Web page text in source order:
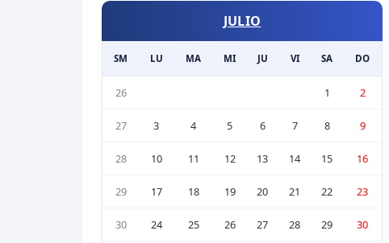
JULIO
SM LU MA MI JU VI SA DO
26 1 2
27 3 4 5 6 7 8 9
28 10 11 12 13 14 15 16
29 17 18 19 20 21 22 23
30 24 25 26 27 28 29 30